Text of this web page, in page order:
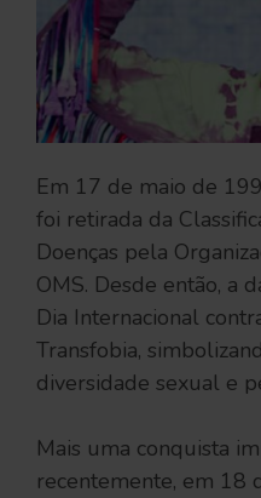
Em 17 de maio de
foi retirada da
Doenças pela
OMS. Desde então, a
Dia Internacional
Transfobia,
diversidade sexual e
Mais uma conquista
recentemente, em 18